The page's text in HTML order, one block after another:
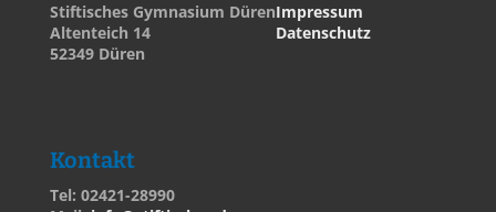
Stiftisches Gymnasium Düren
Altenteich 14
52349 Düren
Impressum
Datenschutz
Kontakt
Tel: 02421-28990